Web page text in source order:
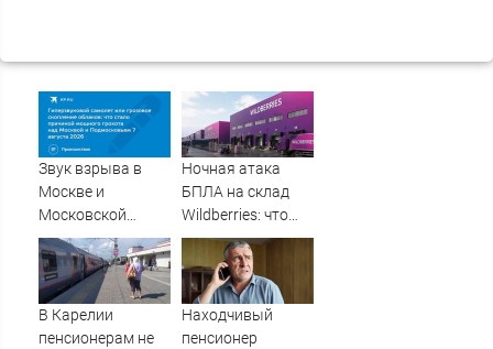
Звук взрыва в
Москве и
Московской
области 7 августа
2026 года:
Причины,
источник, откуда
Ночная атака
БПЛА на склад
Wildberries: что
известно об
очередном ударе
по логистическим
центрам
В Карелии
пенсионерам не
Находчивый
пенсионер